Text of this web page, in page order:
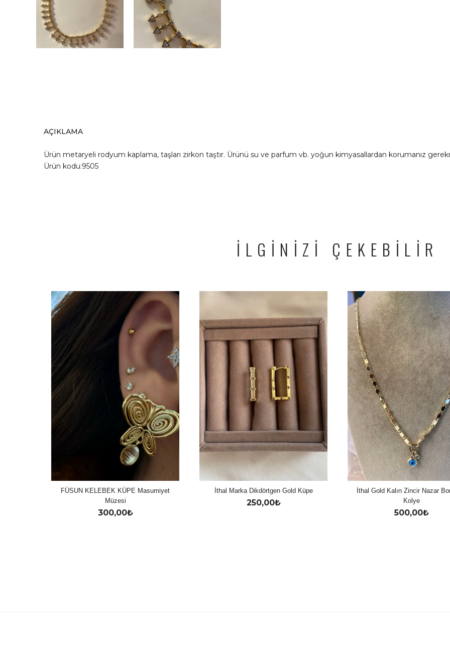
AÇIKLAMA
Ürün metaryeli rodyum kaplama, taşları zirkon taştır. Ürünü su ve parfum vb. yoğun kimyasallardan korumanız
Ürün kodu:9505
İLGİNİZİ ÇEKEBİLİR
FÜSUN KELEBEK KÜPE Masumiyet
Müzesi
300,00₺
İthal Marka Dikdörtgen Gold Küpe
250,00₺
İthal Gold Kalın Zincir Nazar
Kolye
500,00₺